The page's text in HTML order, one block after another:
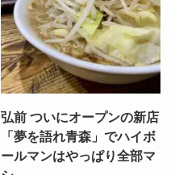
弘前 ついにオープンの新店
「夢を語れ青森」でハイボ
ールマンはやっぱり全部マ